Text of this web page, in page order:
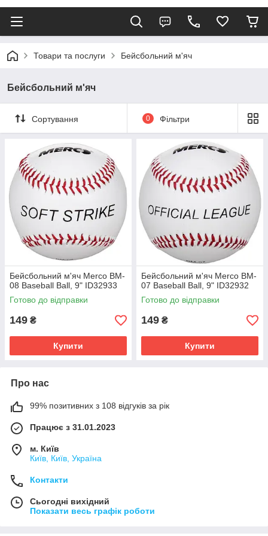
Товари та послуги Бейсбольний м'яч
Бейсбольний м'яч
Сортування 0 Фільтри
Бейсбольний м'яч Merco BM-
08 Baseball Ball, 9" ID32933
Готово до відправки
149 ₴
Купити
Бейсбольний м'яч Merco BM-
07 Baseball Ball, 9" ID32932
Готово до відправки
149 ₴
Купити
Про нас
99% позитивних з 108 відгуків за рік
Працює з 31.01.2023
м. Київ
Київ, Київ, Україна
Контакти
Сьогодні вихідний
Показати весь графік роботи